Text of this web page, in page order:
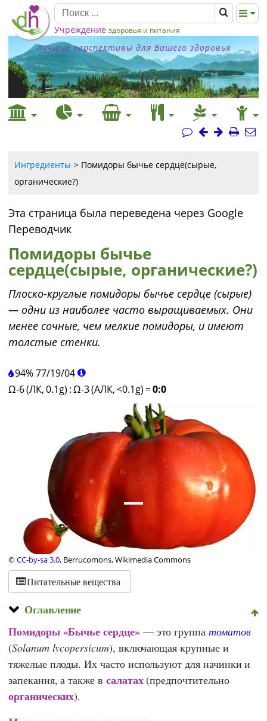
Учреждение здоровья и питания
Лучшие перспективы для Вашего здоровья
Ингредиенты
Помидоры бычье сердце(сырые,
органические?)
Эта страница была переведена через Google
Переводчик
Помидоры бычье
сердце(сырые, органические?)
Плоско-круглые помидоры бычье сердце (сырые)
— одни из наиболее часто выращиваемых. Они
менее сочные, чем мелкие помидоры, и имеют
толстые стенки.
94%77/19/04
Ω-6 (ЛК, 0.1g) :Ω-3 (АЛК, <0.1g) =0:0
©CC-by-sa 3.0, Berrucomons, Wikimedia Commons
Питательные вещества
Оглавление
Помидоры «Бычье сердце»— это группа томатов
(Solanum lycopersicum), включающая крупные и
тяжелые плоды. Их часто используют для начинки и
запекания, а также в салатах(предпочтительно
органических).